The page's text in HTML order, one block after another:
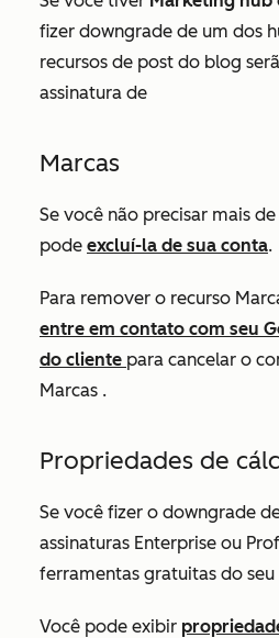
fizer downgrade de um dos
recursos de post do blog
assinatura de
Marcas
Se você não precisar mais
pode excluí-la de sua conta.
Para remover o recurso
entre em contato com seu
do cliente para cancelar o
Marcas .
Propriedades de
Se você fizer o downgrade
assinaturas Enterprise ou
ferramentas gratuitas do seu
Você pode exibir